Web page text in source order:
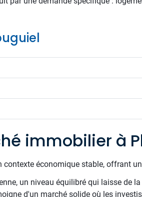
immobilier à
économique stable, offrant
un niveau équilibré qui laisse de
d'un marché solide où les